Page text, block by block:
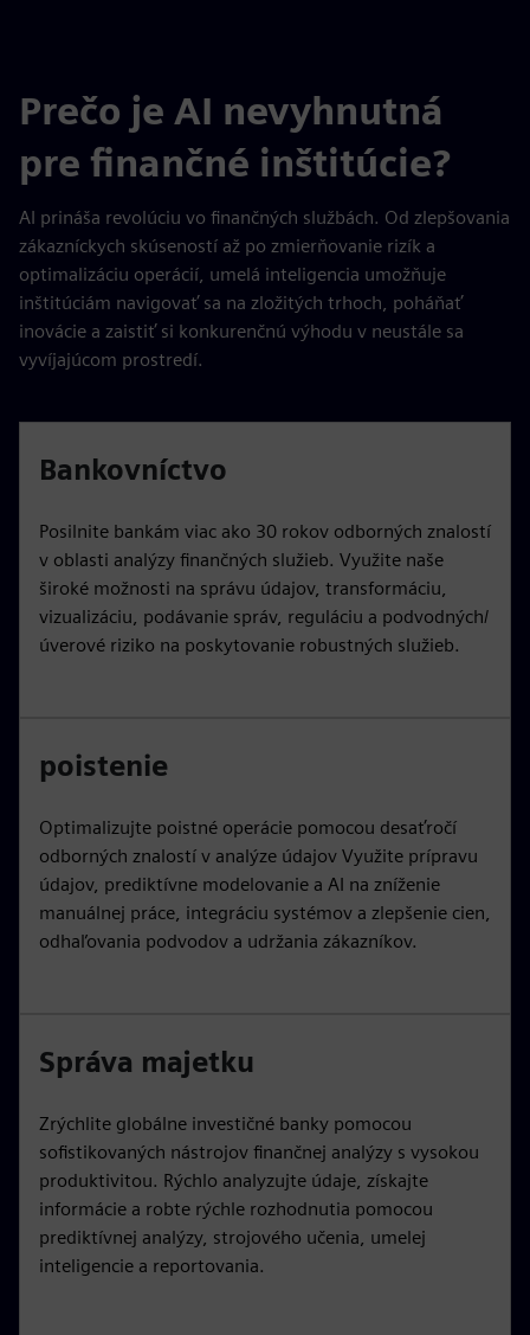
Prečo je AI nevyhnutná
pre finančné inštitúcie?
AI prináša revolúciu vo finančných službách. Od zlepšovania
zákazníckych skúseností až po zmierňovanie rizík a
optimalizáciu operácií, umelá inteligencia umožňuje
inštitúciám navigovať sa na zložitých trhoch, poháňať
inovácie a zaistiť si konkurenčnú výhodu v neustále sa
vyvíjajúcom prostredí.
Bankovníctvo
Posilnite bankám viac ako 30 rokov odborných znalostí
v oblasti analýzy finančných služieb. Využite naše
široké možnosti na správu údajov, transformáciu,
vizualizáciu, podávanie správ, reguláciu a podvodných/
úverové riziko na poskytovanie robustných služieb.
poistenie
Optimalizujte poistné operácie pomocou desaťročí
odborných znalostí v analýze údajov Využite prípravu
údajov, prediktívne modelovanie a AI na zníženie
manuálnej práce, integráciu systémov a zlepšenie cien,
odhaľovania podvodov a udržania zákazníkov.
Správa majetku
Zrýchlite globálne investičné banky pomocou
sofistikovaných nástrojov finančnej analýzy s vysokou
produktivitou. Rýchlo analyzujte údaje, získajte
informácie a robte rýchle rozhodnutia pomocou
prediktívnej analýzy, strojového učenia, umelej
inteligencie a reportovania.